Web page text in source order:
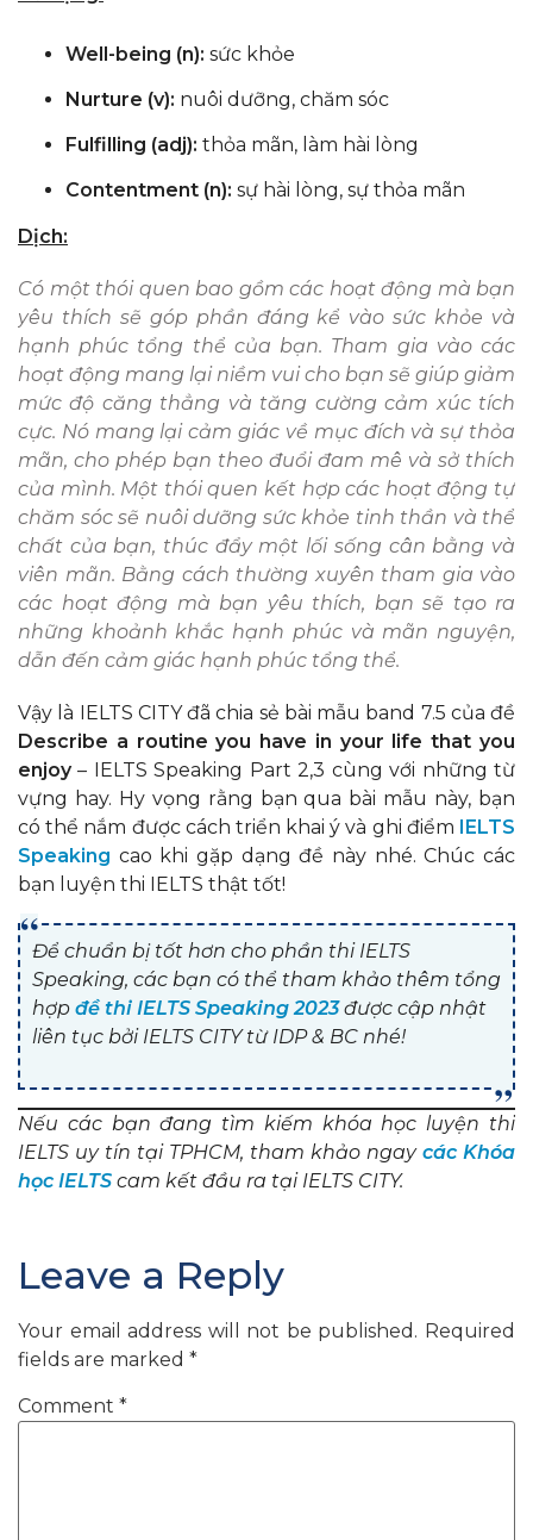
Well-being (n): sức khỏe
Nurture (v): nuôi dưỡng, chăm sóc
Fulfilling (adj): thỏa mãn, làm hài lòng
Contentment (n): sự hài lòng, sự thỏa mãn
Dịch:
Có một thói quen bao gồm các hoạt động mà bạn
yêu thích sẽ góp phần đáng kể vào sức khỏe và
hạnh phúc tổng thể của bạn. Tham gia vào các
hoạt động mang lại niềm vui cho bạn sẽ giúp giảm
mức độ căng thẳng và tăng cường cảm xúc tích
cực. Nó mang lại cảm giác về mục đích và sự thỏa
mãn, cho phép bạn theo đuổi đam mê và sở thích
của mình. Một thói quen kết hợp các hoạt động tự
chăm sóc sẽ nuôi dưỡng sức khỏe tinh thần và thể
chất của bạn, thúc đẩy một lối sống cân bằng và
viên mãn. Bằng cách thường xuyên tham gia vào
các hoạt động mà bạn yêu thích, bạn sẽ tạo ra
những khoảnh khắc hạnh phúc và mãn nguyện,
dẫn đến cảm giác hạnh phúc tổng thể.
Vậy là IELTS CITY đã chia sẻ bài mẫu band 7.5 của đề
Describe a routine you have in your life that you
enjoy– IELTS Speaking Part 2,3 cùng với những từ
vựng hay. Hy vọng rằng bạn qua bài mẫu này, bạn
có thể nắm được cách triển khai ý và ghi điểm
IELTS
Speaking cao khi gặp dạng đề này nhé. Chúc các
bạn luyện thi IELTS thật tốt!
Để chuẩn bị tốt hơn cho phần thi IELTS
Speaking, các bạn có thể tham khảo thêm tổng
hợp đề thi IELTS Speaking 2023được cập nhật
liên tục bởi IELTS CITY từ IDP & BC nhé!
Nếu các bạn đang tìm kiếm khóa học luyện thi
IELTS uy tín tại TPHCM, tham khảo ngay các Khóa
học IELTS cam kết đầu ra tại IELTS CITY.
Leave a Reply
Your email address will not be published. Required
fields are marked *
Comment *